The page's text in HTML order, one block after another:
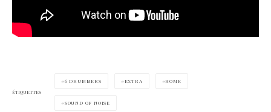
ÉTIQUETTES
6 DRUMMERS EXTRA HOME
SOUND OF NOISE